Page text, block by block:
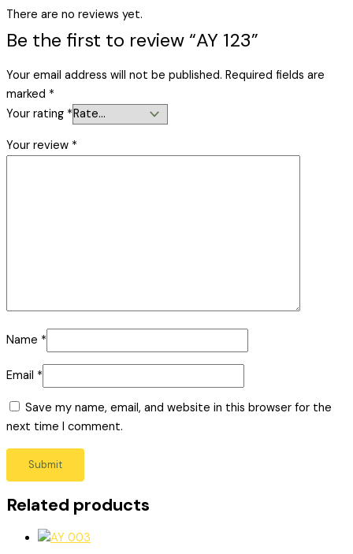
There are no reviews yet.
Be the first to review “AY 123”
Your email address will not be published. Required fields are
marked *
Your rating *
Your review *
Name *
Email *
Save my name, email, and website in this browser for the
next time I comment.
Related products